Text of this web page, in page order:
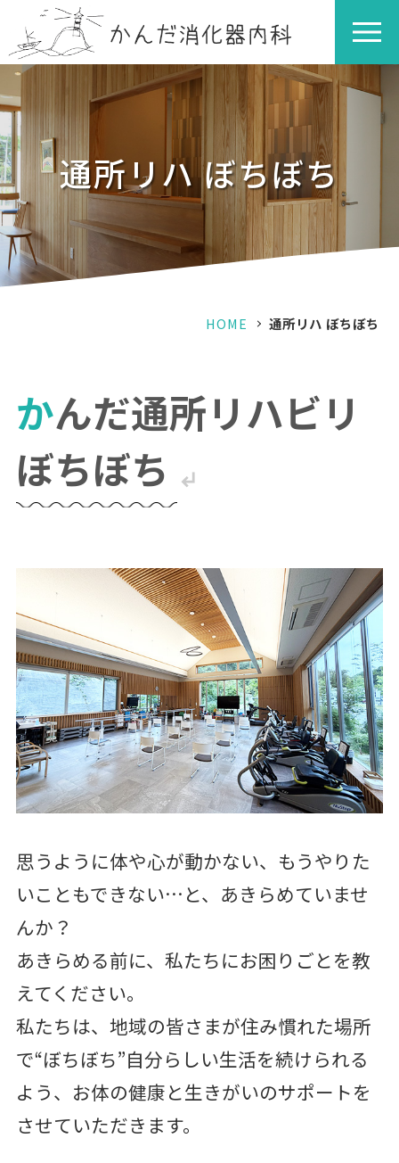
通所リハ ぼちぼち
HOME 通所リハ ぼちぼち
かんだ通所リハビリ
ぼちぼち
思うように体や心が動かない、もうやりた
いこともできない…と、あきらめていませ
んか？
あきらめる前に、私たちにお困りごとを教
えてください。
私たちは、地域の皆さまが住み慣れた場所
で“ぼちぼち”自分らしい生活を続けられる
よう、お体の健康と生きがいのサポートを
させていただきます。